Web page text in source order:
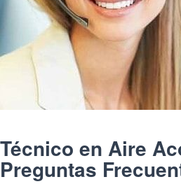
Técnico en Aire
Preguntas